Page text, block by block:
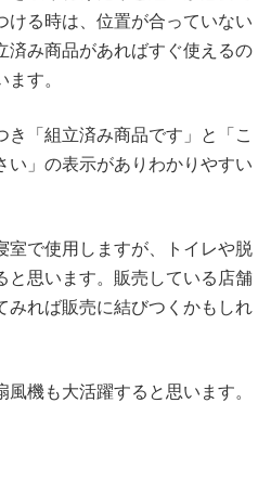
ける時は、位置が合っていない
済み商品があればすぐ使えるの
す。
「組立済み商品です」と「こ
い」の表示がありわかりやすい
で使用しますが、トイレや脱
と思います。販売している店舗
みれば販売に結びつくかもしれ
機も大活躍すると思います。